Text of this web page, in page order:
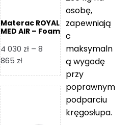
Materac ROYAL
MED AIR – Foam
4 030 zł – 8
865 złZakres
od
osobę,
zapewniają
c
maksymaln
ą wygodę
przy
poprawnym
podparciu
kręgosłupa.